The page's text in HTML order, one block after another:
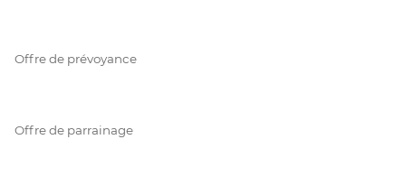
Offre de prévoyance
Offre de parrainage